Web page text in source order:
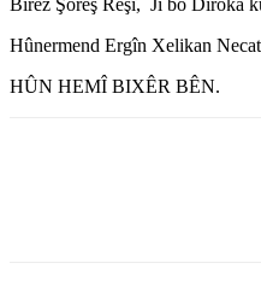
Hûnermend Ergîn Xelikan
HÛN HEMÎ BIXÊR BÊN.